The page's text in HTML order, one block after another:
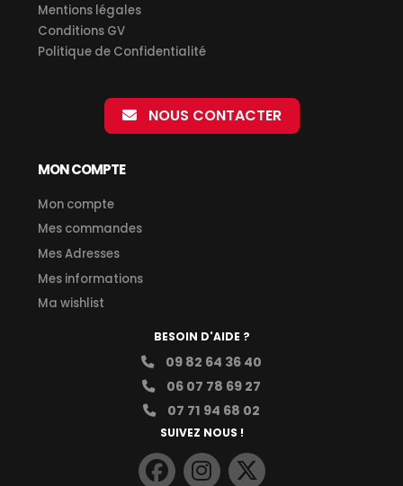
Mentions légales
Conditions GV
Politique de Confidentialité
NOUS CONTACTER
MON COMPTE
Mon compte
Mes commandes
Mes Adresses
Mes informations
Ma wishlist
BESOIN D'AIDE ?
09 82 64 36 40
06 07 78 69 27
07 71 94 68 02
SUIVEZ NOUS !